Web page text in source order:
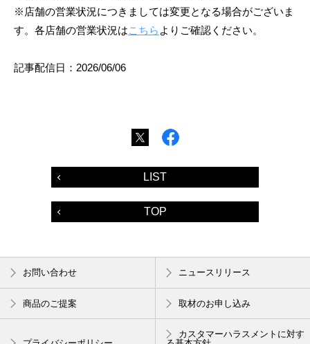
※店舗の営業状況につきましては変更となる場合がございま
す。各店舗の営業状況はこちら よりご確認ください。
記事配信日：2026/06/06
LIST
TOP
お問い合わせ ニュースリリース
商品のご提案 取材のお申し込み
カスタマーハラスメントに対す